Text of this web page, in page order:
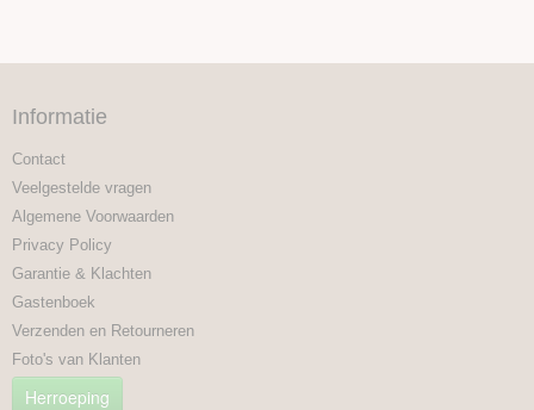
Informatie
Contact
Veelgestelde vragen
Algemene Voorwaarden
Privacy Policy
Garantie & Klachten
Gastenboek
Verzenden en Retourneren
Foto's van Klanten
Herroeping